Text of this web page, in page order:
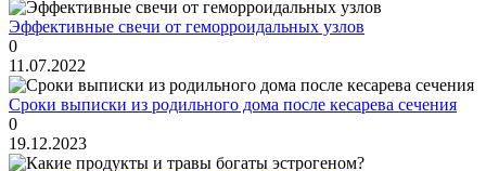
Эффективные свечи от геморроидальных узлов
0
11.07.2022
Сроки выписки из родильного дома после кесарева сечения
0
19.12.2023